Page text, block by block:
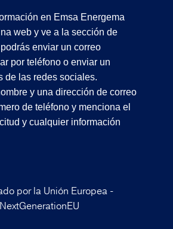
en Emsa Energema
web y ve a la sección de
enviar un correo
por teléfono o enviar un
de las redes sociales.
y una dirección de correo
de teléfono y menciona el
y cualquier información
por la Unión Europea -
NextGenerationEU